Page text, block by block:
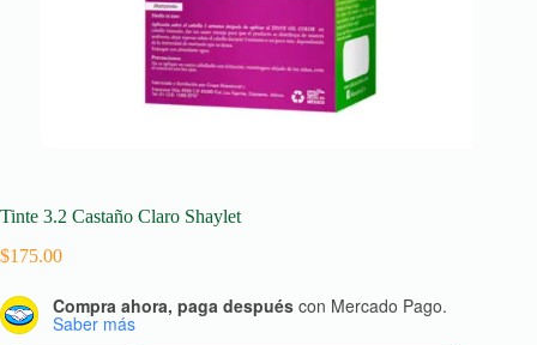
Tinte 3.2 Castaño Claro Shaylet
$175.00
Compra ahora, paga después con Mercado Pago.
Saber más